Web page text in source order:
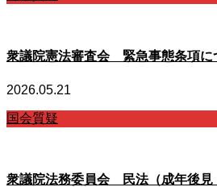
衆議院憲法審査会 緊急事態条項に
2026.05.21
国会質疑
衆議院法務委員会 民法（成年後